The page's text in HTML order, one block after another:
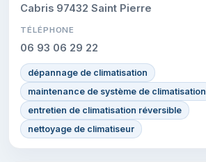
Cabris 97432 Saint Pierre
TÉLÉPHONE
06 93 06 29 22
dépannage de climatisation
maintenance de système de climatisation
entretien de climatisation réversible
nettoyage de climatiseur